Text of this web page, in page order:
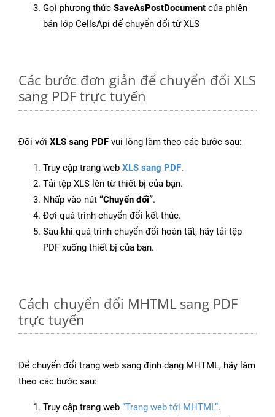
Gọi phương thức SaveAsPostDocument của phiên
bản lớp CellsApi để chuyển đổi từ XLS
Các bước đơn giản để chuyển đổi XLS
sang PDF trực tuyến
Đối với XLS sang PDF vui lòng làm theo các bước sau:
Truy cập trang web XLS sang PDF.
Tải tệp XLS lên từ thiết bị của bạn.
Nhấp vào nút “Chuyển đổi”.
Đợi quá trình chuyển đổi kết thúc.
Sau khi quá trình chuyển đổi hoàn tất, hãy tải tệp
PDF xuống thiết bị của bạn.
Cách chuyển đổi MHTML sang PDF
trực tuyến
Để chuyển đổi trang web sang định dạng MHTML, hãy làm
theo các bước sau:
Truy cập trang web “Trang web tới MHTML”.